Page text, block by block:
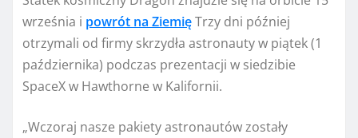
września i powrót na ZiemięTrzy dni później
otrzymali od firmy skrzydła astronauty w piątek (1
października) podczas prezentacji w siedzibie
SpaceX w Hawthorne w Kalifornii.
„Wczoraj nasze pakiety astronautów zostały